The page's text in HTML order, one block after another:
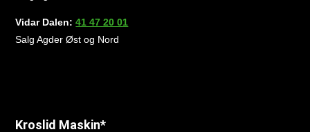
Vidar Dalen:41 47 20 01
Salg Agder Øst og Nord
Kroslid Maskin*